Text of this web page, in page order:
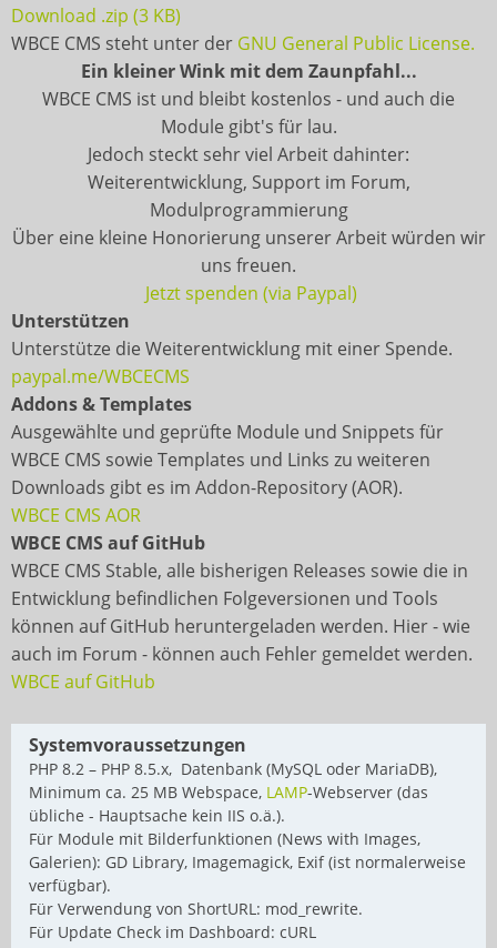
Download .zip (3 KB)
WBCE CMS steht unter der GNU General Public License.
Ein kleiner Wink mit dem Zaunpfahl...
WBCE CMS ist und bleibt kostenlos - und auch die
Module gibt's für lau.
Jedoch steckt sehr viel Arbeit dahinter:
Weiterentwicklung, Support im Forum,
Modulprogrammierung
Über eine kleine Honorierung unserer Arbeit würden wir
uns freuen.
Jetzt spenden (via Paypal)
Unterstützen
Unterstütze die Weiterentwicklung mit einer Spende.
paypal.me/WBCECMS
Addons & Templates
Ausgewählte und geprüfte Module und Snippets für
WBCE CMS sowie Templates und Links zu weiteren
Downloads gibt es im Addon-Repository (AOR).
WBCE CMS AOR
WBCE CMS auf GitHub
WBCE CMS Stable, alle bisherigen Releases sowie die in
Entwicklung befindlichen Folgeversionen und Tools
können auf GitHub heruntergeladen werden. Hier - wie
auch im Forum - können auch Fehler gemeldet werden.
WBCE auf GitHub
Systemvoraussetzungen
PHP 8.2 – PHP 8.5.x, Datenbank (MySQL oder MariaDB),
Minimum ca. 25 MB Webspace, LAMP-Webserver (das
übliche - Hauptsache kein IIS o.ä.).
Für Module mit Bilderfunktionen (News with Images,
Galerien): GD Library, Imagemagick, Exif (ist normalerweise
verfügbar).
Für Verwendung von ShortURL: mod_rewrite.
Für Update Check im Dashboard: cURL